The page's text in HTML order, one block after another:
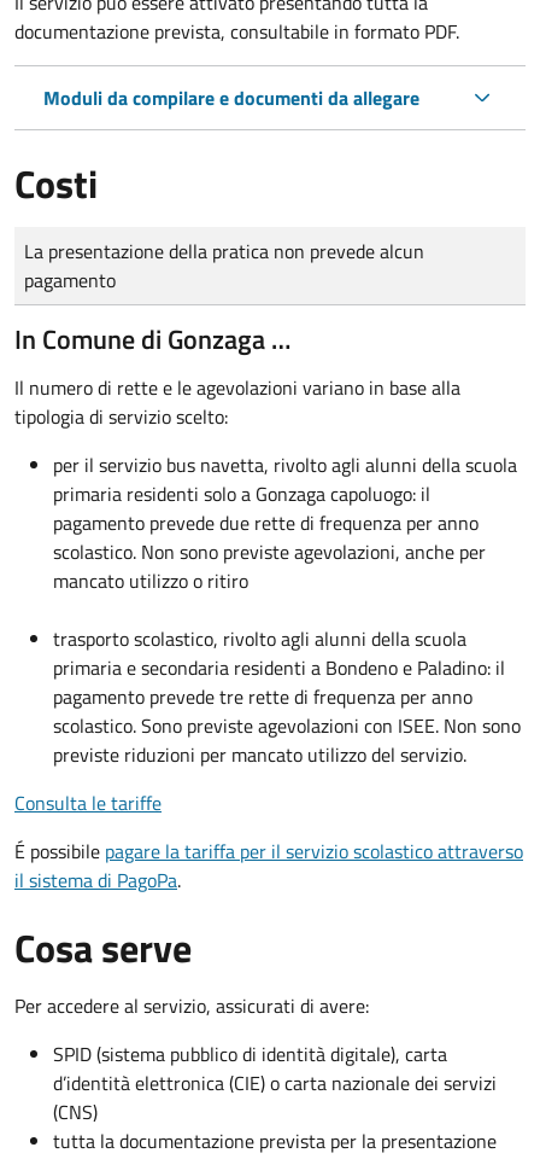
documentazione prevista, consultabile in formato PDF.
Moduli da compilare e documenti da allegare
Costi
Tipo di pagamento
Importo
La presentazione della pratica non prevede alcun
pagamento
In Comune di Gonzaga …
Il numero di rette e le agevolazioni variano in base alla
tipologia di servizio scelto:
per il servizio bus navetta, rivolto agli alunni della scuola
primaria residenti solo a Gonzaga capoluogo: il
pagamento prevede due rette di frequenza per anno
scolastico. Non sono previste agevolazioni, anche per
mancato utilizzo o ritiro
trasporto scolastico, rivolto agli alunni della scuola
primaria e secondaria residenti a Bondeno e Paladino: il
pagamento prevede tre rette di frequenza per anno
scolastico. Sono previste agevolazioni con ISEE. Non sono
previste riduzioni per mancato utilizzo del servizio.
Consulta le tariffe
É possibile pagare la tariffa per il servizio scolastico attraverso
il sistema di PagoPa.
Cosa serve
Per accedere al servizio, assicurati di avere:
SPID (sistema pubblico di identità digitale), carta
d’identità elettronica (CIE) o carta nazionale dei servizi
(CNS)
tutta la documentazione prevista per la presentazione